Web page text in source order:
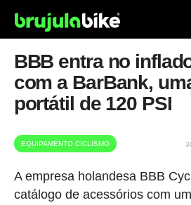
BBB entra no
com a BarBank,
portátil de 120 PSI
EQUIPAMENTO CICLISMO
A empresa holandesa BBB
catálogo de acessórios com